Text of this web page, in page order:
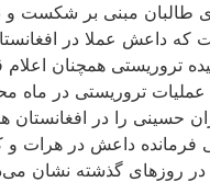
طالبان مبنی بر شکست و
که داعش عملا در
تروریستی همچنان
تروریستی در ماه
حسینی را در افغانستان
داعش در هرات و
در روزهای گذشته نشان